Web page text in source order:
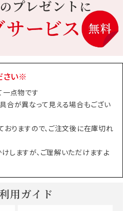
さい※
一点物です
合が異なって見える場合もござい
おりますので、ご注文後に在庫切れ
しますが、ご理解いただけますよ